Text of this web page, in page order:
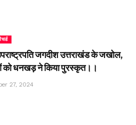
जगदीश उत्तराखंड के जखोल,
को धनखड़ ने किया पुरस्कृत।।
27, 2024